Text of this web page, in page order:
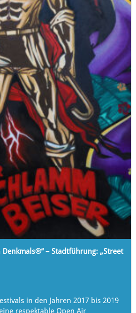
Denkmals®“ – Stadtführung: „Street
in den Jahren 2017 bis 2019
respektable Open Air